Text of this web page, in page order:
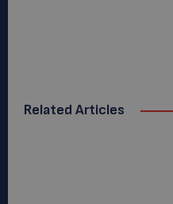
Related Articles